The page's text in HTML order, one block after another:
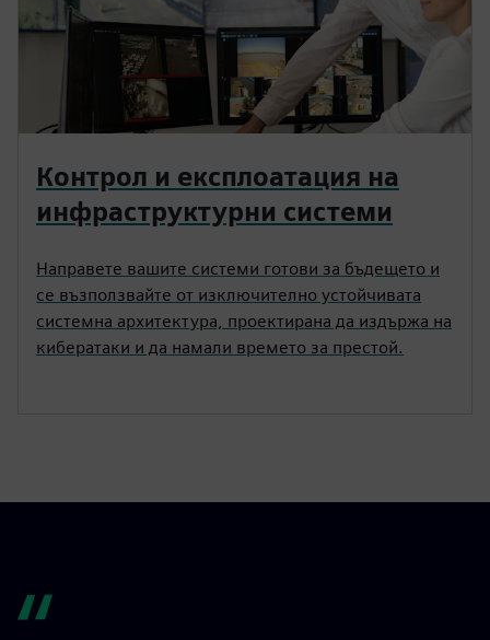
Контрол и експлоатация на
инфраструктурни системи
Направете вашите системи готови за бъдещето и
се възползвайте от изключително устойчивата
системна архитектура, проектирана да издържа на
кибератаки и да намали времето за престой.